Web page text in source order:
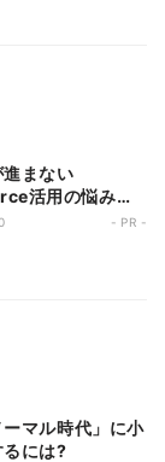
まない
活用の悩みを
Sheet
- PR -
ーマル時代」に小
には?